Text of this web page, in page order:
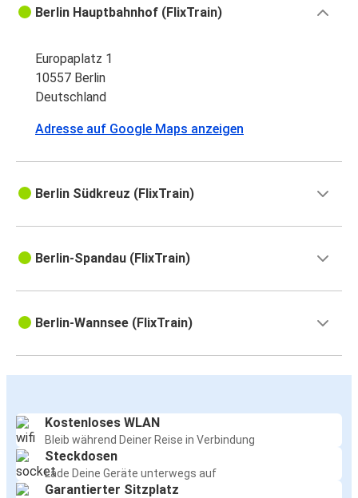
Berlin Hauptbahnhof (FlixTrain)
Europaplatz 1
10557 Berlin
Deutschland
Adresse auf Google Maps anzeigen
Berlin Südkreuz (FlixTrain)
Berlin-Spandau (FlixTrain)
Berlin-Wannsee (FlixTrain)
Kostenloses WLAN
Bleib während Deiner Reise in Verbindung
Steckdosen
Lade Deine Geräte unterwegs auf
Garantierter Sitzplatz